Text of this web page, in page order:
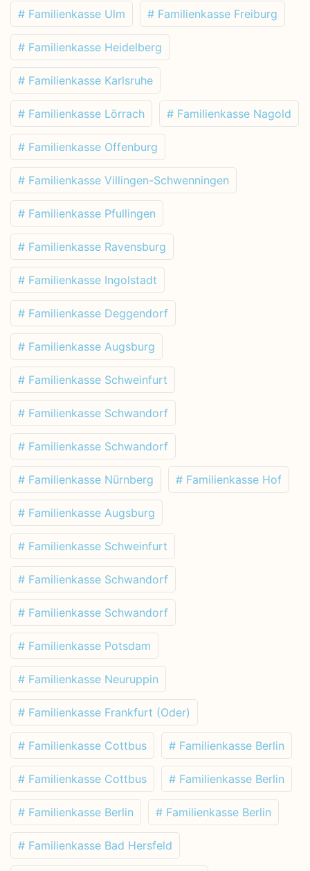
# Familienkasse Ulm # Familienkasse Freiburg
# Familienkasse Heidelberg
# Familienkasse Karlsruhe
# Familienkasse Lörrach # Familienkasse Nagold
# Familienkasse Offenburg
# Familienkasse Villingen-Schwenningen
# Familienkasse Pfullingen
# Familienkasse Ravensburg
# Familienkasse Ingolstadt
# Familienkasse Deggendorf
# Familienkasse Augsburg
# Familienkasse Schweinfurt
# Familienkasse Schwandorf
# Familienkasse Schwandorf
# Familienkasse Nürnberg # Familienkasse Hof
# Familienkasse Augsburg
# Familienkasse Schweinfurt
# Familienkasse Schwandorf
# Familienkasse Schwandorf
# Familienkasse Potsdam
# Familienkasse Neuruppin
# Familienkasse Frankfurt (Oder)
# Familienkasse Cottbus # Familienkasse Berlin
# Familienkasse Cottbus # Familienkasse Berlin
# Familienkasse Berlin # Familienkasse Berlin
# Familienkasse Bad Hersfeld